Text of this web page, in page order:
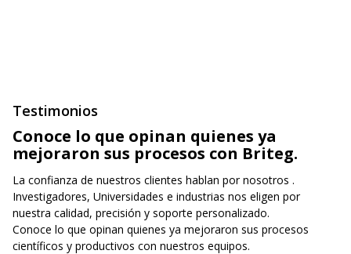
Testimonios
Conoce lo que opinan quienes ya
mejoraron sus procesos con Briteg.
La confianza de nuestros clientes hablan por nosotros .
Investigadores, Universidades e industrias nos eligen por
nuestra calidad, precisión y soporte personalizado.
Conoce lo que opinan quienes ya mejoraron sus procesos
científicos y productivos con nuestros equipos.